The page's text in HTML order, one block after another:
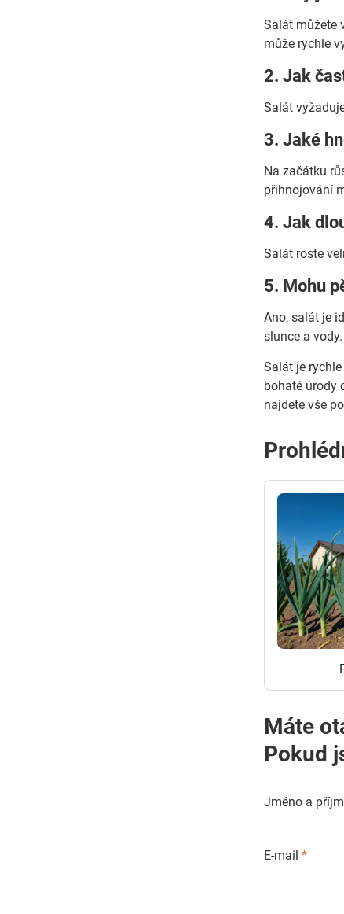
Salát můžete
může rychle
2. Jak
Salát
3. Jaké
Na začátku
přihnojování
4. Jak
Salát roste
5. Mohu
Ano, salát je
slunce a vody.
Salát je
bohaté úrody
najdete vše
Máte
Pokud
Jméno a
E-mail*